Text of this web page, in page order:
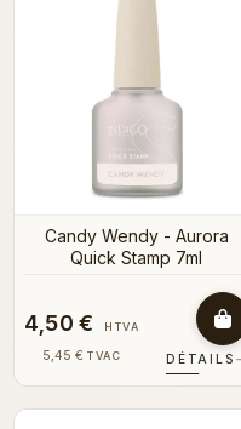
Candy Wendy - Aurora
Quick Stamp 7ml
4,50 € HTVA
5,45 € TVAC DÉTAILS